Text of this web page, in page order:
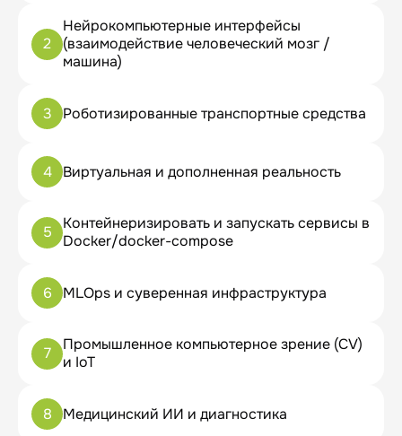
2
Нейрокомпьютерные интерфейсы
(взаимодействие человеческий мозг /
машина)
3 Роботизированные транспортные средства
4 Виртуальная и дополненная реальность
5
Контейнеризировать и запускать сервисы в
Docker/docker-compose
6 MLOps и суверенная инфраструктура
7
Промышленное компьютерное зрение (CV)
и IoT
8 Медицинский ИИ и диагностика